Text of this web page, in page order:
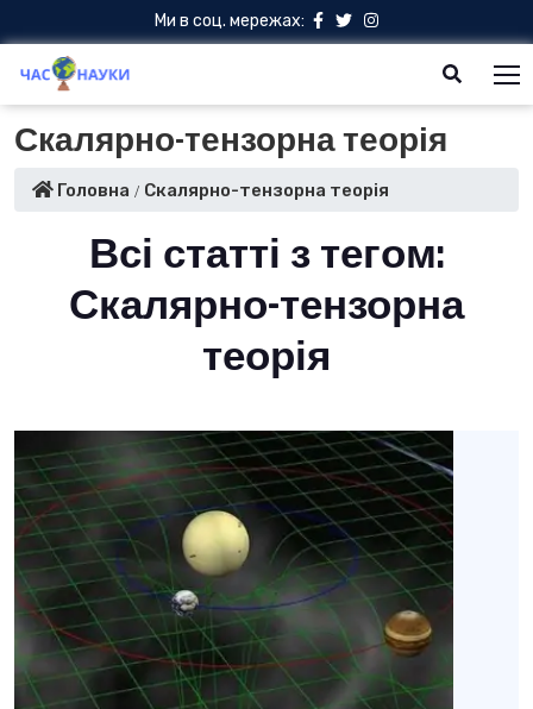
Ми в соц. мережах:
Скалярно-тензорна теорія
Головна Скалярно-тензорна теорія
Всі статті з тегом:
Скалярно-тензорна
теорія